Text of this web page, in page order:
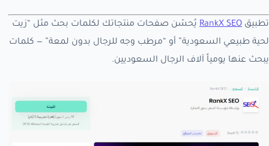
تطبيق RankX SEO يُحسّن صفحات منتجاتك لكلمات بحث مثل “زيت
لحية طبيعي السعودية” أو “مرطب وجه للرجال بدون لمعة” — كلمات
يبحث عنها يومياً آلاف الرجال السعوديين.